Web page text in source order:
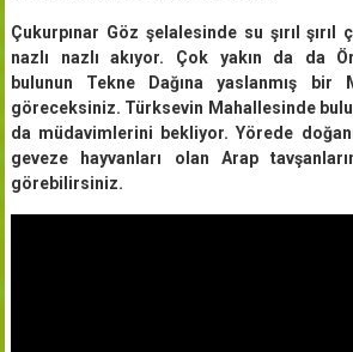
Çukurpınar Göz şelalesinde su şırıl şırıl
nazlı nazlı akıyor. Çok yakın da da
bulunun Tekne Dağına yaslanmış
göreceksiniz. Türksevin Mahallesinde
da müdavimlerini bekliyor. Yörede
geveze hayvanları olan Arap
görebilirsiniz.